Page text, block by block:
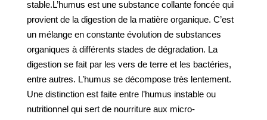
stable.L’humus est une substance collante foncée qui
provient de la digestion de la matière organique. C’est
un mélange en constante évolution de substances
organiques à différents stades de dégradation. La
digestion se fait par les vers de terre et les bactéries,
entre autres. L’humus se décompose très lentement.
Une distinction est faite entre l’humus instable ou
nutritionnel qui sert de nourriture aux micro-